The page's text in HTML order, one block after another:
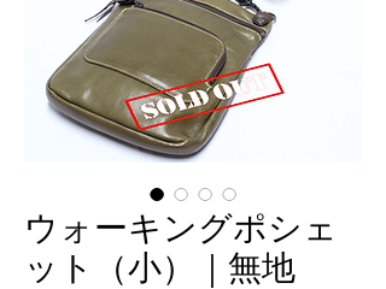
ウォーキングポシェ
ット（小）｜無地